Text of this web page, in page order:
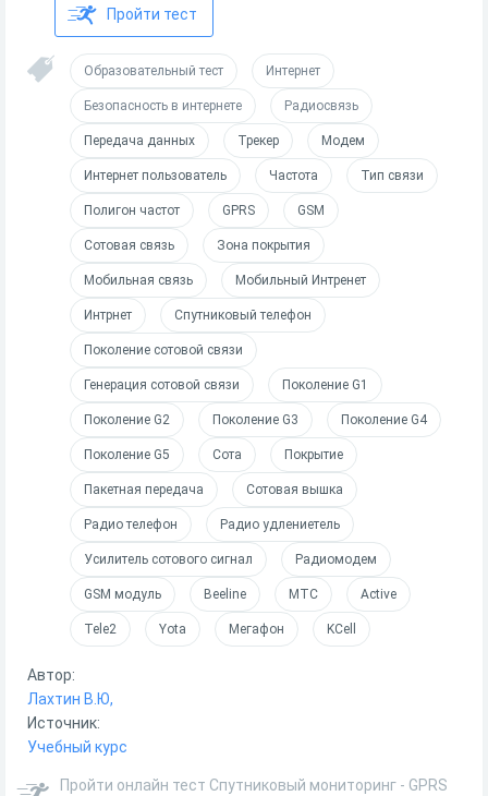
Пройти тест
Образовательный тест Интернет
Безопасность в интернете Радиосвязь
Передача данных Трекер Модем
Интернет пользователь Частота Тип связи
Полигон частот GPRS GSM
Сотовая связь Зона покрытия
Мобильная связь Мобильный Интренет
Интрнет Спутниковый телефон
Поколение сотовой связи
Генерация сотовой связи Поколение G1
Поколение G2 Поколение G3 Поколение G4
Поколение G5 Сота Покрытие
Пакетная передача Сотовая вышка
Радио телефон Радио удлениетель
Усилитель сотового сигнал Радиомодем
GSM модуль Beeline МТС Active
Tele2 Yota Мегафон KCell
Автор:
Лахтин В.Ю,
Источник:
Учебный курс
Пройти онлайн тест Спутниковый мониторинг - GPRS